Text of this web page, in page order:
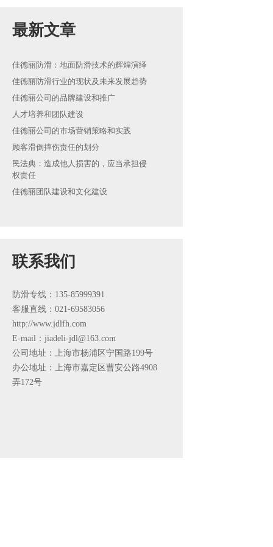
最新文章
佳德丽防滑：地面防滑技术的辉煌演绎
佳德丽防滑行业的现状及未来发展趋势
佳德丽公司的品牌建设和推广
人才培养和团队建设
佳德丽公司的市场营销策略和实践
顾客滑倒摔伤责任的划分
民法典：造成他人损害的，应当承担侵
权责任
佳德丽团队建设和文化建设
联系我们
防滑专线：135-85999391
客服直线：021-69583056
http://www.jdlfh.com
E-mail：jiadeli-jdl@163.com
公司地址：上海市杨浦区宁国路199号
办公地址：上海市嘉定区曹安公路4908
弄172号